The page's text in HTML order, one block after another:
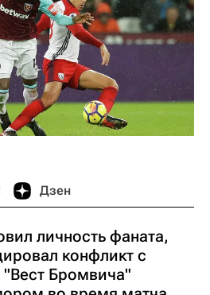
Дзен
личность фаната,
конфликт с
Бромвича"